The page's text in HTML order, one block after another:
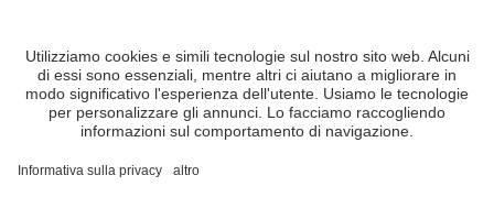
VIVOSüdtirol è il portale di viaggio per chi desidera vivere il
Trentino Alto Adige davvero – con consigli autentici, alloggi e
offerte su misura.
Nonostante il lavoro accurato e il costante aggiornamento dei